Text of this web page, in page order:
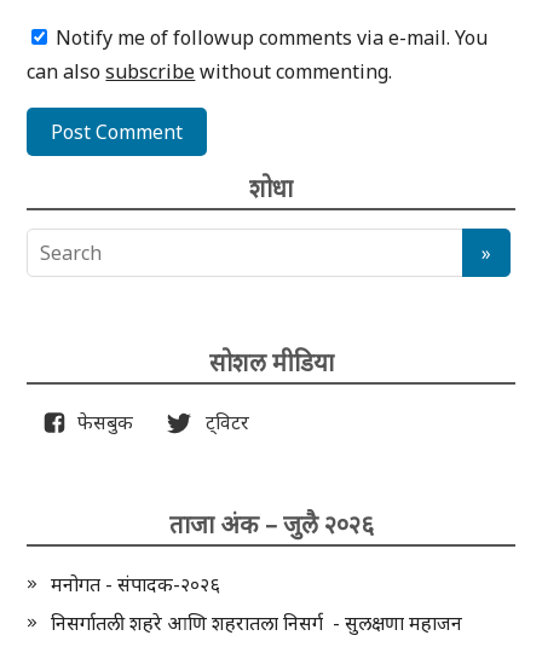
Notify me of followup comments via e-mail. You
can alsosubscribewithout commenting.
शोधा
सोशल मीडिया
फेसबुक ट्विटर
ताजा अंक – जुलै २०२६
मनोगत - संपादक-२०२६
निसर्गातली शहरे आणि शहरातला निसर्ग - सुलक्षणा महाजन